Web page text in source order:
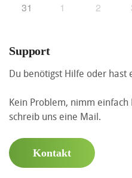
31
1 2
Support
Du benötigst Hilfe oder hast
Kein Problem, nimm
schreib uns eine Mail.
Kontakt